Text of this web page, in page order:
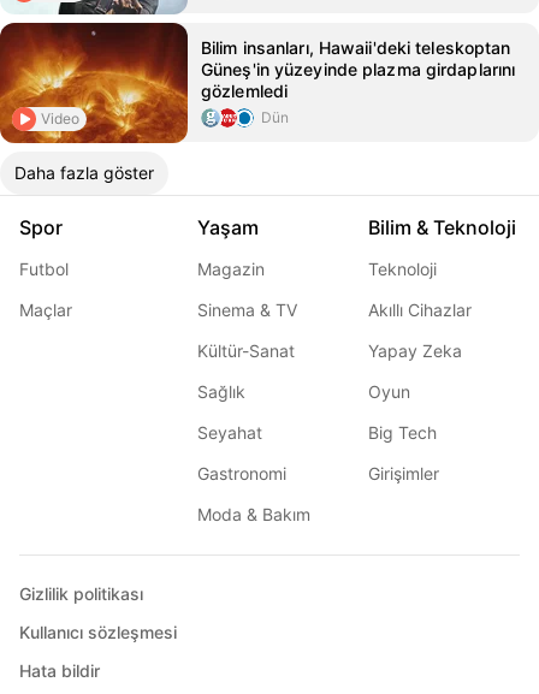
Video
Bilim insanları, Hawaii'deki teleskoptan
Güneş'in yüzeyinde plazma girdaplarını
gözlemledi
Dün
Daha fazla göster
Spor
Futbol
Maçlar
Yaşam
Magazin
Sinema & TV
Kültür-Sanat
Sağlık
Seyahat
Gastronomi
Moda & Bakım
Bilim & Teknoloji
Teknoloji
Akıllı Cihazlar
Yapay Zeka
Oyun
Big Tech
Girişimler
Gizlilik politikası
Kullanıcı sözleşmesi
Hata bildir